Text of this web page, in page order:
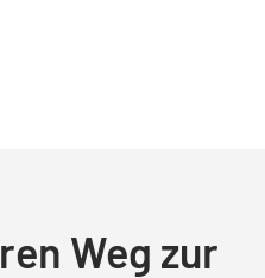
Weg zur